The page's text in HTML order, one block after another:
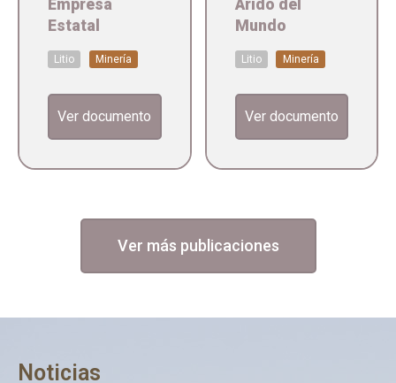
Empresa
Estatal
Litio Minería
Ver documento
Árido del
Mundo
Litio Minería
Ver documento
Ver más publicaciones
Noticias